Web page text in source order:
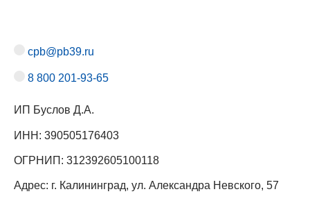
cpb@pb39.ru
8 800 201-93-65
ИП Буслов Д.А.
ИНН: 390505176403
ОГРНИП: 312392605100118
Адрес: г. Калининград, ул. Александра Невского, 57